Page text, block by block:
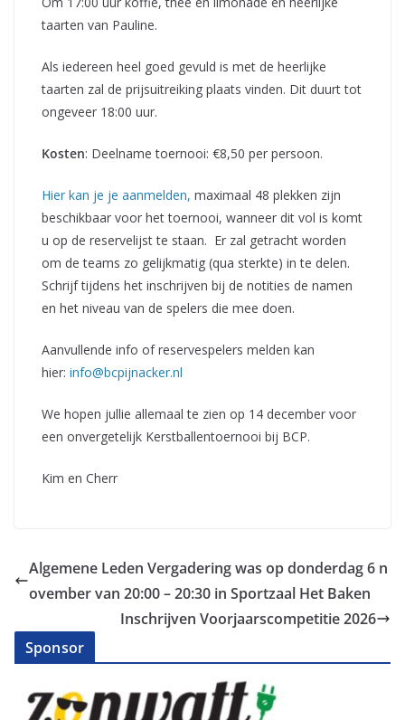
taarten van Pauline.
Als iedereen heel goed gevuld is met de heerlijke
taarten zal de prijsuitreiking plaats vinden. Dit duurt tot
ongeveer 18:00 uur.
Kosten: Deelname toernooi: €8,50 per persoon.
Hier kan je je aanmelden, maximaal 48 plekken zijn
beschikbaar voor het toernooi, wanneer dit vol is komt
u op de reservelijst te staan. Er zal getracht worden
om de teams zo gelijkmatig (qua sterkte) in te delen.
Schrijf tijdens het inschrijven bij de notities de namen
en het niveau van de spelers die mee doen.
Aanvullende info of reservespelers melden kan
hier: info@bcpijnacker.nl
We hopen jullie allemaal te zien op 14 december voor
een onvergetelijk Kerstballentoernooi bij BCP.
Kim en Cherr
Algemene Leden Vergadering was op donderdag 6 n
ovember van 20:00 – 20:30 in Sportzaal Het Baken
Inschrijven Voorjaarscompetitie 2026
Sponsor